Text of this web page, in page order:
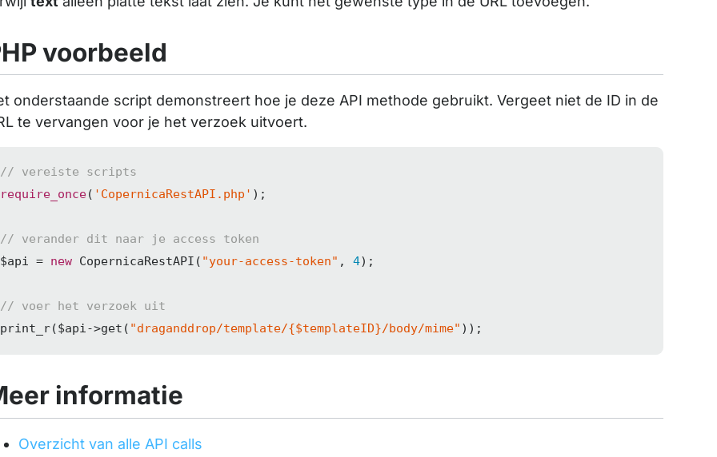
voorbeeld
onderstaande script demonstreert hoe je deze API methode gebruikt. Vergeet niet de ID in de
te vervangen voor je het verzoek uitvoert.
// vereiste scripts
require_once( 'CopernicaRestAPI.php' );
// verander dit naar je access token
$api = new CopernicaRestAPI( "your-access-token" , 4);
// voer het verzoek uit
print_r($api->get( "draganddrop/template/{$templateID}/body/mime" ));
informatie
Overzicht van alle API calls